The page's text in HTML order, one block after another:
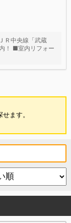
Ｒ中央線「武蔵
！ ■室内リフォー
ます。